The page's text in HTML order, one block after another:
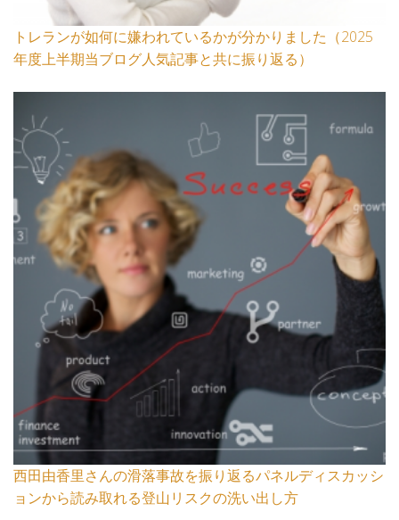
トレランが如何に嫌われているかが分かりました（2025
年度上半期当ブログ人気記事と共に振り返る）
西田由香里さんの滑落事故を振り返るパネルディスカッシ
ョンから読み取れる登山リスクの洗い出し方